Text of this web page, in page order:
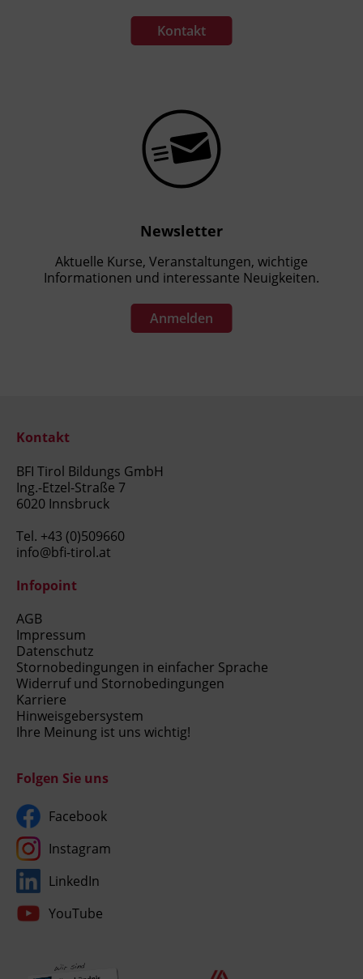
Kontakt
Newsletter
Aktuelle Kurse, Veranstaltungen, wichtige
Informationen und interessante Neuigkeiten.
Anmelden
Kontakt
BFI Tirol Bildungs GmbH
Ing.-Etzel-Straße 7
6020 Innsbruck
Tel. +43 (0)509660
info@bfi-tirol.at
Infopoint
AGB
Impressum
Datenschutz
Stornobedingungen in einfacher Sprache
Widerruf und Stornobedingungen
Karriere
Hinweisgebersystem
Ihre Meinung ist uns wichtig!
Folgen Sie uns
Facebook
Instagram
LinkedIn
YouTube